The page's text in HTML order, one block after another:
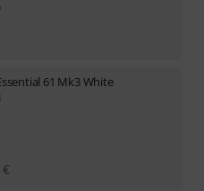
61 Mk3 White
€